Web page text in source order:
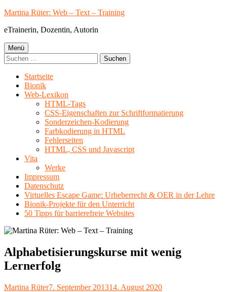
Springe
Inhalt
Martina Rüter: Web – Text – Training
eTrainerin, Dozentin, Autorin
Primäres
Menü
Menü
Suchen
nach:
Startseite
Bionik
Web-Lexikon
HTML-Tags
CSS-Eigenschaften zur Schriftformatierung
Sonderzeichen-Kodierung
Farbkodierung in HTML
Fehlerseiten
HTML, CSS und Javascript
Vita
Werke
Impressum
Datenschutz
Virtuelles Escape Game: Urheberrecht & OER in der Lehre
Bionik-Projekte für den Unterricht
50 Tipps für barrierefreie Websites
Alphabetisierungskurse mit wenig
Lernerfolg
Autor
Martina RüterVeröffentlicht
7. September 201314. August 2020